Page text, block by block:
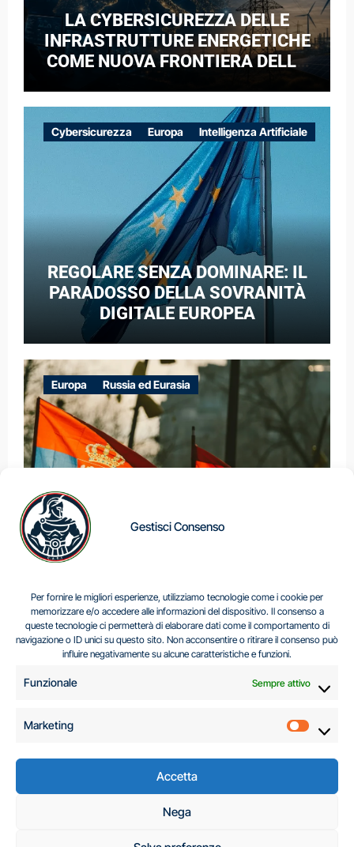
Gestisci Consenso
Per fornire le migliori esperienze, utilizziamo tecnologie come i cookie per
memorizzare e/o accedere alle informazioni del dispositivo. Il consenso a
queste tecnologie ci permetterà di elaborare dati come il comportamento di
navigazione o ID unici su questo sito. Non acconsentire o ritirare il consenso può
influire negativamente su alcune caratteristiche e funzioni.
Funzionale Sempre attivo
Marketing
Accetta
Nega
LA CYBERSICUREZZA DELLE
INFRASTRUTTURE ENERGETICHE
COME NUOVA FRONTIERA DELLA
CASO DELLE RETI ELETTRICHE
EUROPEE NEL CONTESTO DELLA
GUERRA IBRIDA
Cybersicurezza Europa Intelligenza Artificiale
REGOLARE SENZA DOMINARE: IL
PARADOSSO DELLA SOVRANITÀ
DIGITALE EUROPEA
Europa Russia ed Eurasia
Centro Analisi e Studi Italus © Tutti i diritti riservati
C.A.S.I. – Centro
Analisi e Studi Italus